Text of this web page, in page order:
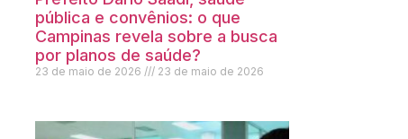
pública e convênios: o que
Campinas revela sobre a busca
por planos de saúde?
23 de maio de 2026 23 de maio de 2026